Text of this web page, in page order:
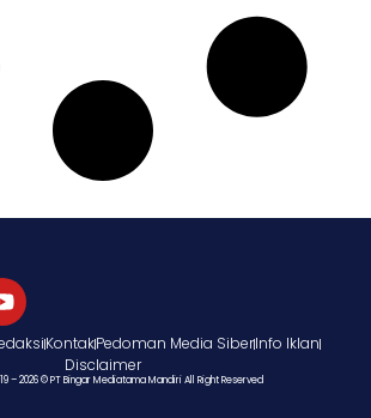
KontakPedoman Media SiberInfo Iklan
Disclaimer
– 2026 © PT Bingar Mediatama Mandiri All Right Reserved